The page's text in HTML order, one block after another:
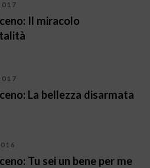
Il miracolo
La bellezza disarmata
Tu sei un bene per me